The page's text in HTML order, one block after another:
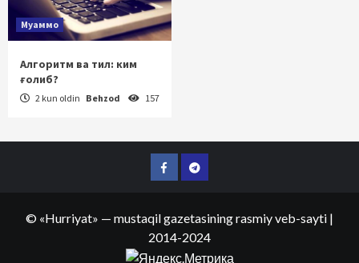
Муаммо
Алгоритм ва тил: ким
ғолиб?
2 kun oldin Behzod 157
FacebookTelegram
© «Hurriyat» — mustaqil gazetasining rasmiy veb-sayti |
2014-2024